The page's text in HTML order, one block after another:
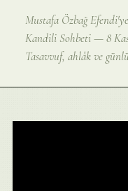
Mustafa Özbağ
Kandili Sohbeti — 8
Tasavvuf, ahlâk ve